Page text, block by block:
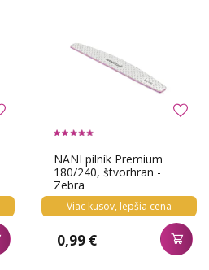
NANI pilník Premium
180/240, štvorhran -
Zebra
Viac kusov, lepšia cena
0,99 €